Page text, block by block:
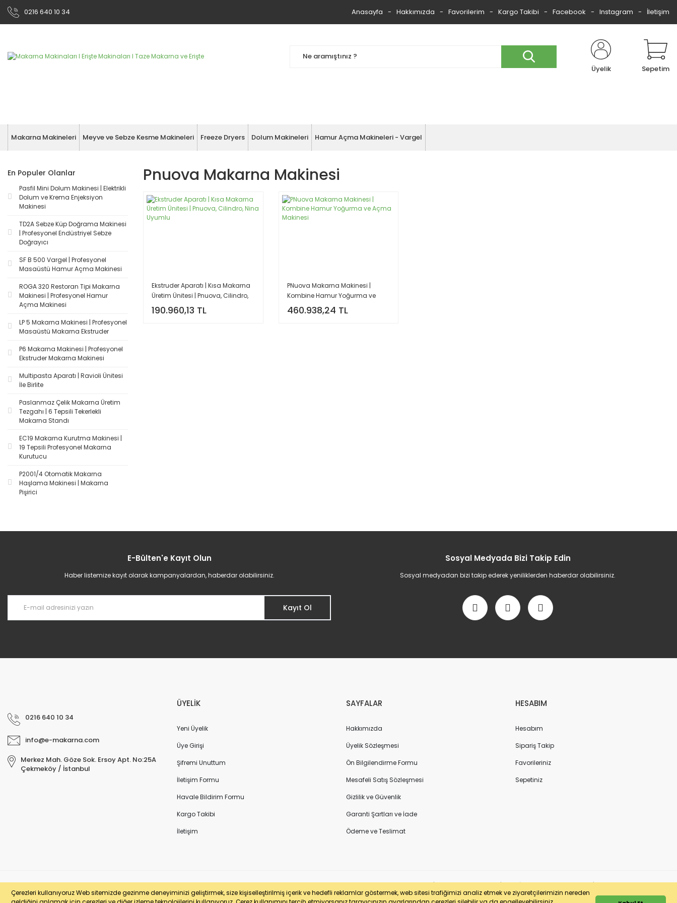
Çerezleri kullanıyoruz Web sitemizde gezinme deneyiminizi geliştirmek, size kişiselleştirilmiş içerik ve hedefli reklamlar göstermek, web sitesi trafiğimizi analiz etmek ve ziyaretçilerimizin nereden
0216 640 10 34 Anasayfa Hakkımızda Favorilerim Kargo Takibi Facebook Instagram İletişim
Üyelik Sepetim
Makarna Makineleri Meyve ve Sebze Kesme Makineleri Freeze Dryers Dolum Makineleri Hamur Açma Makineleri - Vargel
En Populer Olanlar
Pasfil Mini Dolum Makinesi | Elektrikli
Dolum ve Krema Enjeksiyon
Makinesi
TD2A Sebze Küp Doğrama Makinesi
| Profesyonel Endüstriyel Sebze
Doğrayıcı
SF B 500 Vargel | Profesyonel
Masaüstü Hamur Açma Makinesi
ROGA 320 Restoran Tipi Makarna
Makinesi | Profesyonel Hamur
Açma Makinesi
LP 5 Makarna Makinesi | Profesyonel
Masaüstü Makarna Ekstruder
P6 Makarna Makinesi | Profesyonel
Ekstruder Makarna Makinesi
Multipasta Aparatı | Ravioli Ünitesi
İle Birlite
Paslanmaz Çelik Makarna Üretim
Tezgahı | 6 Tepsili Tekerlekli
Makarna Standı
EC19 Makarna Kurutma Makinesi |
19 Tepsili Profesyonel Makarna
Kurutucu
P2001/4 Otomatik Makarna
Haşlama Makinesi | Makarna
Pişirici
Pnuova Makarna Makinesi
Ekstruder Aparatı | Kısa Makarna
Üretim Ünitesi | Pnuova, Cilindro,
Nina Uyumlu
190.960,13 TL
PNuova Makarna Makinesi |
Kombine Hamur Yoğurma ve
Açma Makinesi
460.938,24 TL
E-Bülten'e Kayıt Olun
Haber listemize kayıt olarak kampanyalardan, haberdar olabilirsiniz.
Kayıt Ol
Sosyal Medyada Bizi Takip Edin
Sosyal medyadan bizi takip ederek yeniliklerden haberdar olabilirsiniz.
0216 640 10 34
info@e-makarna.com
Merkez Mah. Göze Sok. Ersoy Apt. No:25A
Çekmeköy / İstanbul
ÜYELİK
Yeni Üyelik
Üye Girişi
Şifremi Unuttum
İletişim Formu
Havale Bildirim Formu
Kargo Takibi
İletişim
SAYFALAR
Hakkımızda
Üyelik Sözleşmesi
Ön Bilgilendirme Formu
Mesafeli Satış Sözleşmesi
Gizlilik ve Güvenlik
Garanti Şartları ve İade
Ödeme ve Teslimat
HESABIM
Hesabım
Sipariş Takip
Favorileriniz
Sepetiniz
© e-makarna.com Tüm Hakları Saklıdır. Kredi kartı bilgileriniz 256bit SSL sertifikası ile korunmaktadır. Pasfil Makine Sanayi ve Ticaret Ltd. Şti. | Vergi No: 7220436611 | MERSİS No: 072204366100013 | Ticaret Sicil No: 586968-0